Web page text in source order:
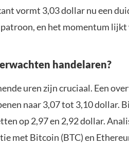
vormt 3,03 dollar nu een
en het momentum
handelaren?
uren zijn cruciaal. Een
naar 3,07 tot 3,10 dollar.
op 2,97 en 2,92 dollar.
met Bitcoin (BTC) en